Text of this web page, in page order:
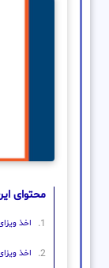
محتوای
اخذ
اخذ